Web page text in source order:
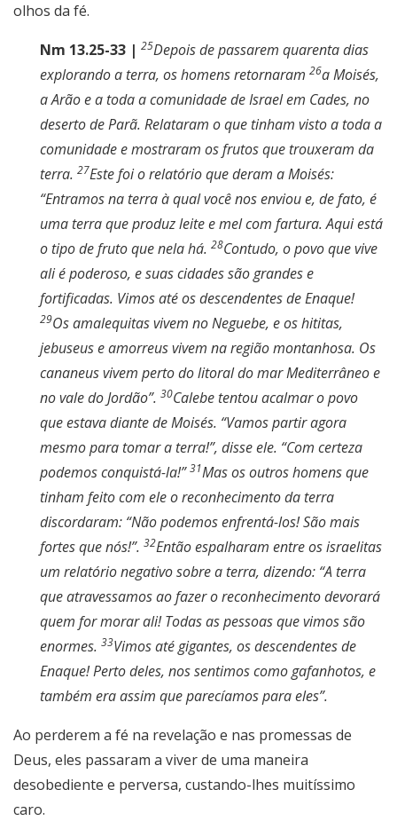
olhos da fé.
Nm 13.25-33 | 25Depois de passarem quarenta dias
explorando a terra, os homens retornaram 26a Moisés,
a Arão e a toda a comunidade de Israel em Cades, no
deserto de Parã. Relataram o que tinham visto a toda a
comunidade e mostraram os frutos que trouxeram da
terra. 27Este foi o relatório que deram a Moisés:
“Entramos na terra à qual você nos enviou e, de fato, é
uma terra que produz leite e mel com fartura. Aqui está
o tipo de fruto que nela há. 28Contudo, o povo que vive
ali é poderoso, e suas cidades são grandes e
fortificadas. Vimos até os descendentes de Enaque!
29Os amalequitas vivem no Neguebe, e os hititas,
jebuseus e amorreus vivem na região montanhosa. Os
cananeus vivem perto do litoral do mar Mediterrâneo e
no vale do Jordão”. 30Calebe tentou acalmar o povo
que estava diante de Moisés. “Vamos partir agora
mesmo para tomar a terra!”, disse ele. “Com certeza
podemos conquistá-la!”31Mas os outros homens que
tinham feito com ele o reconhecimento da terra
discordaram: “Não podemos enfrentá-los! São mais
fortes que nós!”. 32Então espalharam entre os israelitas
um relatório negativo sobre a terra, dizendo: “A terra
que atravessamos ao fazer o reconhecimento devorará
quem for morar ali! Todas as pessoas que vimos são
enormes. 33Vimos até gigantes, os descendentes de
Enaque! Perto deles, nos sentimos como gafanhotos, e
também era assim que parecíamos para eles”.
Ao perderem a fé na revelação e nas promessas de
Deus, eles passaram a viver de uma maneira
desobediente e perversa, custando-lhes muitíssimo
caro.